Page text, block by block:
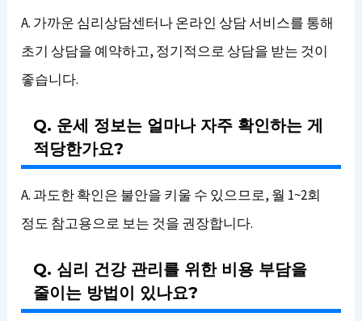
A. 가까운 심리상담센터나 온라인 상담 서비스를 통해
초기 상담을 예약하고, 정기적으로 상담을 받는 것이
좋습니다.
Q. 운세 정보는 얼마나 자주 확인하는 게
적당한가요?
A. 과도한 확인은 불안을 키울 수 있으므로, 월 1~2회
정도 참고용으로 보는 것을 권장합니다.
Q. 심리 건강 관리를 위한 비용 부담을
줄이는 방법이 있나요?